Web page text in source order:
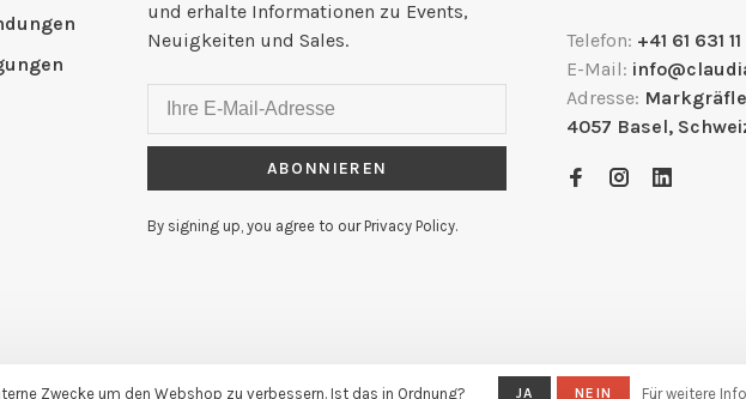
und erhalte Informationen zu Events,
Neuigkeiten und Sales.
ABONNIEREN
By signing up, you agree to our Privacy Policy.
Telefon: +41 61 631
E-Mail:
Adresse:
4057 Basel,
byLightspeed- Theme byHuysmans.me
Zwecke um den Webshop zu verbessern. Ist das in Ordnung? JA NEIN Für weitere